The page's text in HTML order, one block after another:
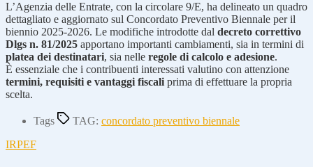
L’Agenzia delle Entrate, con la circolare 9/E, ha delineato un quadro
dettagliato e aggiornato sul Concordato Preventivo Biennale per il
biennio 2025-2026. Le modifiche introdotte dal decreto correttivo
Dlgs n. 81/2025 apportano importanti cambiamenti, sia in termini di
platea dei destinatari, sia nelle regole di calcolo e adesione.
È essenziale che i contribuenti interessati valutino con attenzione
termini, requisiti e vantaggi fiscaliprima di effettuare la propria
scelta.
Tags TAG: concordato preventivo biennale
IRPEF